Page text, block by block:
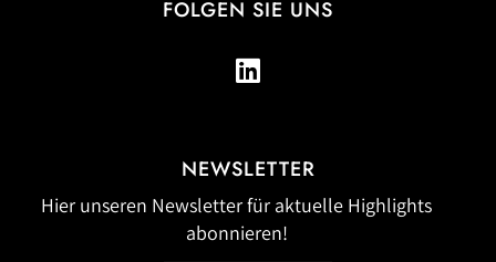
FOLGEN SIE UNS
NEWSLETTER
Hier unseren Newsletter für aktuelle Highlights
abonnieren!